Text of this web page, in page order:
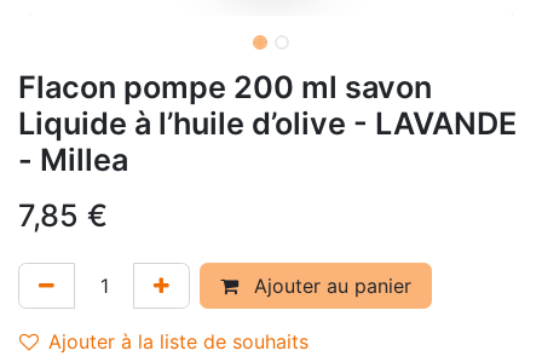
Flacon pompe 200 ml savon
Liquide à l’huile d’olive - LAVANDE
- Millea
7,85 €
Ajouter au panier
Ajouter à la liste de souhaits